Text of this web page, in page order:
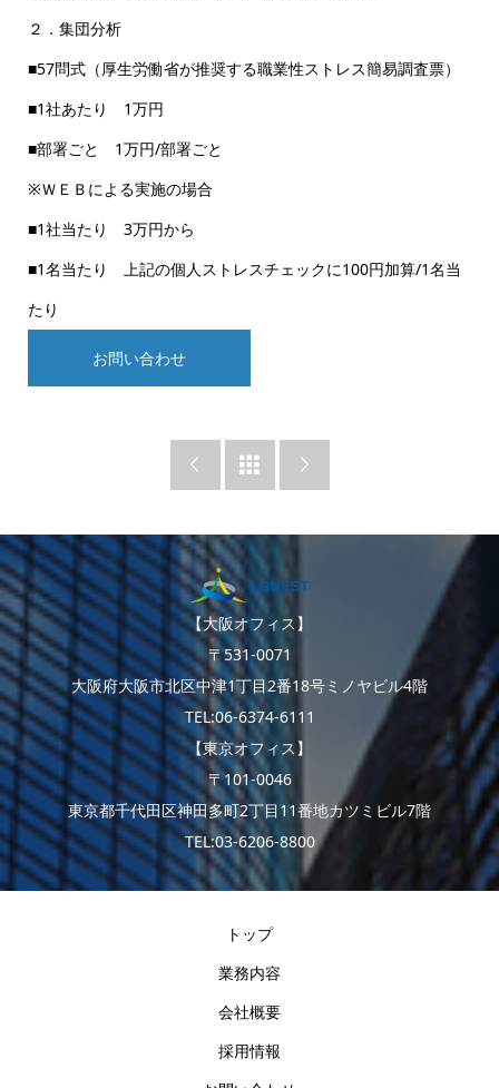
２．集団分析
■57問式（厚生労働省が推奨する職業性ストレス簡易調査票）
■1社あたり 1万円
■部署ごと 1万円/部署ごと
※ＷＥＢによる実施の場合
■1社当たり 3万円から
■1名当たり 上記の個人ストレスチェックに100円加算/1名当
たり
お問い合わせ
  
【大阪オフィス】
〒531-0071
大阪府大阪市北区中津1丁目2番18号ミノヤビル4階
TEL:06-6374-6111
【東京オフィス】
〒101-0046
東京都千代田区神田多町2丁目11番地カツミビル7階
TEL:03-6206-8800
トップ
業務内容
会社概要
採用情報